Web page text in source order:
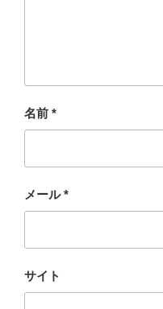
名前 *
メール*
サイト